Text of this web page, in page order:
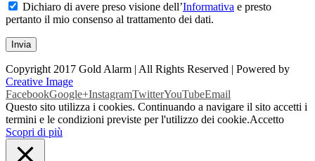
Dichiaro di avere preso visione dell’Informativa e presto
pertanto il mio consenso al trattamento dei dati.
Copyright 2017 Gold Alarm | All Rights Reserved | Powered by
Creative Image
FacebookGoogle+InstagramTwitterYouTubeEmail
Questo sito utilizza i cookies. Continuando a navigare il sito accetti i
termini e le condizioni previste per l'utilizzo dei cookie.Accetto
Scopri di più